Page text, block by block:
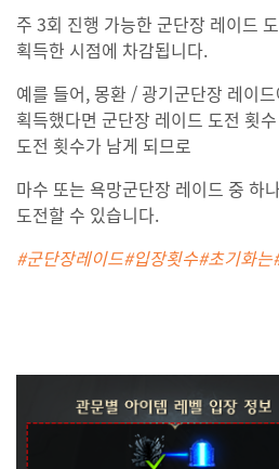
주 3회 진행 가능한 군단장 레이드
획득한 시점에 차감됩니다.
예를 들어, 몽환 / 광기군단장 레이
획득했다면 군단장 레이드 도전 횟
도전 횟수가 남게 되므로
마수 또는 욕망군단장 레이드 중 하
도전할 수 있습니다.
#군단장레이드#입장횟수#초기화